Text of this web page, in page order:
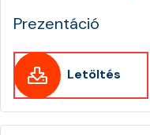
Prezentáció
Letöltés